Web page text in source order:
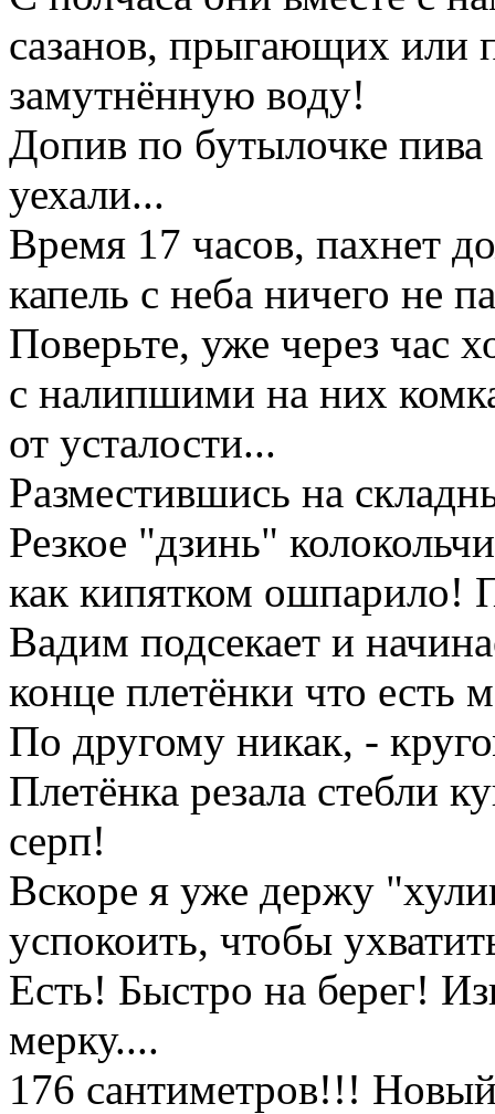
сазанов, прыгающих или
замутнённую воду!
Допив по бутылочке
уехали...
Время 17 часов, пахнет
капель с неба ничего не
Поверьте, уже через час
с налипшими на них
от усталости...
Разместившись на
Резкое "дзинь"
как кипятком ошпарило!
Вадим подсекает и
конце плетёнки что есть
По другому никак, -
Плетёнка резала стебли
серп!
Вскоре я уже держу
успокоить, чтобы
Есть! Быстро на берег!
мерку....
176 сантиметров!!!